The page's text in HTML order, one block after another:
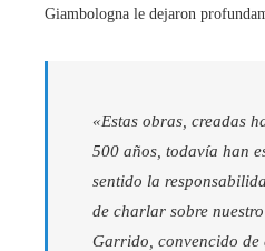
Giambologna le dejaron
«Estas obras, creadas
500 años, todavía han
sentido la
de charlar sobre
Garrido, convencido de